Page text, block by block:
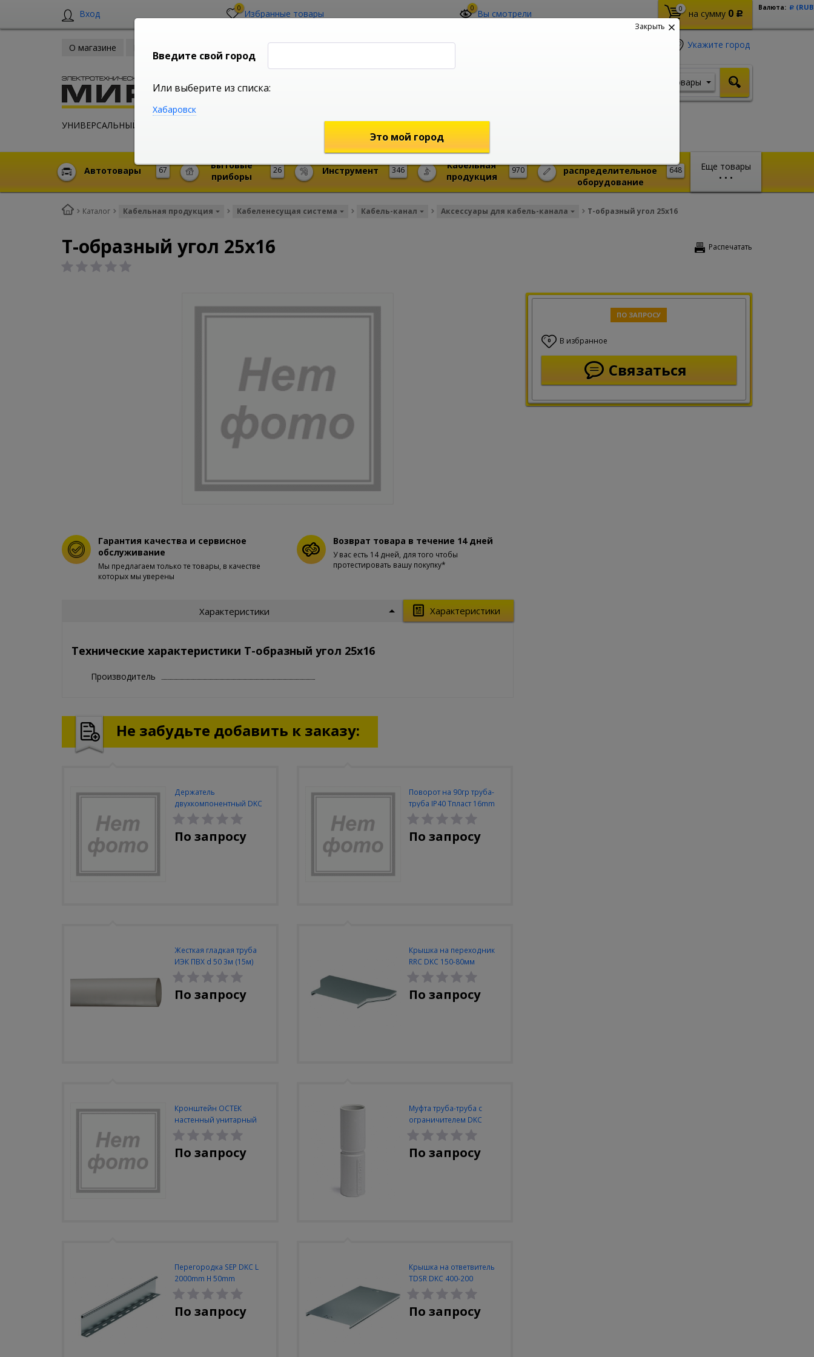
Вход 0 Избранные товары 0 Вы смотрели 0 на сумму 0 Р
Валюта: Р
О магазине
УНИВЕРСАЛЬНЫЙ ИНТЕРНЕТ МАГАЗИН
Укажите город
shop@mireks.ru
Товары
Еще товары
• • •
67
Автотовары 26
Бытовые
приборы
346
Инструмент 970
Кабельная
продукция
648
распределительное
оборудование
Каталог Кабельная продукция Кабеленесущая система Кабель-канал Аксессуары для кабель-канала Т-образный угол 25х16
Распечатать
Т-образный угол 25х16
ПО ЗАПРОСУ
0 В избранное
Связаться
Гарантия качества и сервисное
обслуживание
Мы предлагаем только те товары, в качестве
которых мы уверены
Возврат товара в течение 14 дней
У вас есть 14 дней, для того чтобы
протестировать вашу покупку*
Характеристики
Характеристики
Технические характеристики Т-образный угол 25х16
Производитель
Не забудьте добавить к заказу:
Держатель
двухкомпонентный DKC
32мм (100шт/упак)
По запросу
Поворот на 90гр труба-
труба IP40 Тпласт 16mm
разъемный
По запросу
Жесткая гладкая труба
ИЭК ПВХ d 50 3м (15м)
По запросу
Крышка на переходник
RRC DKC 150-80мм
По запросу
Кронштейн ОСТЕК
настенный унитарный
100мм
По запросу
Муфта труба-труба с
ограничителем DKC
63mm IP40
По запросу
Перегородка SEP DKC L
2000mm H 50mm
По запросу
Крышка на ответвитель
TDSR DKC 400-200
По запросу
Закрыть
Введите свой город
Или выберите из списка:
Хабаровск
Это мой город